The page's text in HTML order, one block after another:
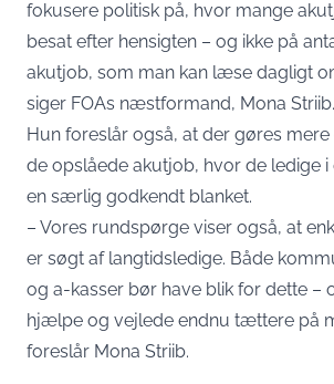
fokusere politisk på, hvor mange
besat efter hensigten – og ikke på
akutjob, som man kan læse dagligt
siger FOAs næstformand, Mona Striib.
Hun foreslår også, at der gøres
de opslåede akutjob, hvor de ledige
en særlig godkendt blanket.
– Vores rundspørge viser også, at
er søgt af langtidsledige. Både
og a-kasser bør have blik for dette –
hjælpe og vejlede endnu tættere på
foreslår Mona Striib.